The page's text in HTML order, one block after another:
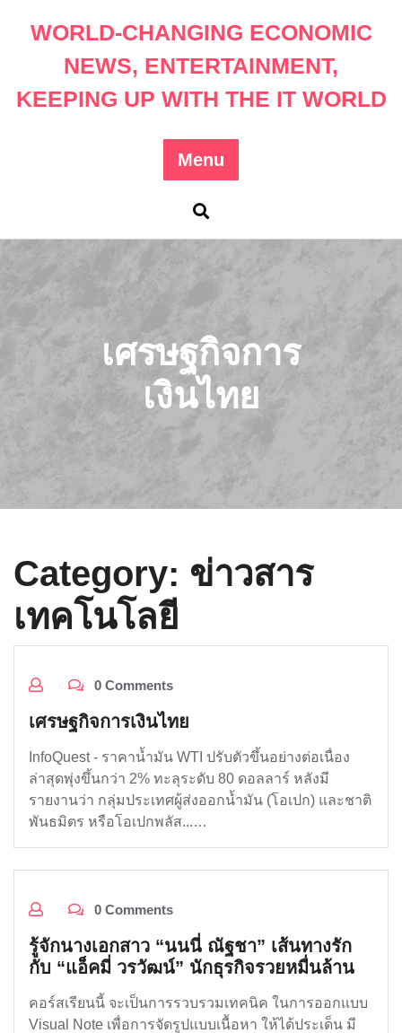
WORLD-CHANGING ECONOMIC
NEWS, ENTERTAINMENT,
KEEPING UP WITH THE IT WORLD
Menu
เศรษฐกิจการ
เงินไทย
Category: ข่าวสาร
เทคโนโลยี
0 Comments
เศรษฐกิจการเงินไทย
InfoQuest - ราคาน้ำมัน WTI ปรับตัวขึ้นอย่างต่อเนื่อง
ล่าสุดพุ่งขึ้นกว่า 2% ทะลุระดับ 80 ดอลลาร์ หลังมี
รายงานว่า กลุ่มประเทศผู้ส่งออกน้ำมัน (โอเปก) และชาติ
พันธมิตร หรือโอเปกพลัส...…
0 Comments
รู้จักนางเอกสาว “นนนี่ ณัฐชา” เส้นทางรัก
กับ “แอ็คมี่ วรวัฒน์” นักธุรกิจรวยหมื่นล้าน
คอร์สเรียนนี้ จะเป็นการรวบรวมเทคนิค ในการออกแบบ
Visual Note เพื่อการจัดรูปแบบเนื้อหา ให้ได้ประเด็น มี